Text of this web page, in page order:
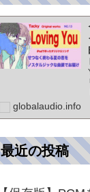
globalaudio.info
最近の投稿